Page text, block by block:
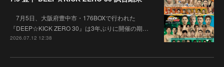
7月5日、大阪府豊中市・176BOXで行われた
『DEEP☆KICK ZERO 30』は3年ぶりに開催の期…
2026.07.12 12:38